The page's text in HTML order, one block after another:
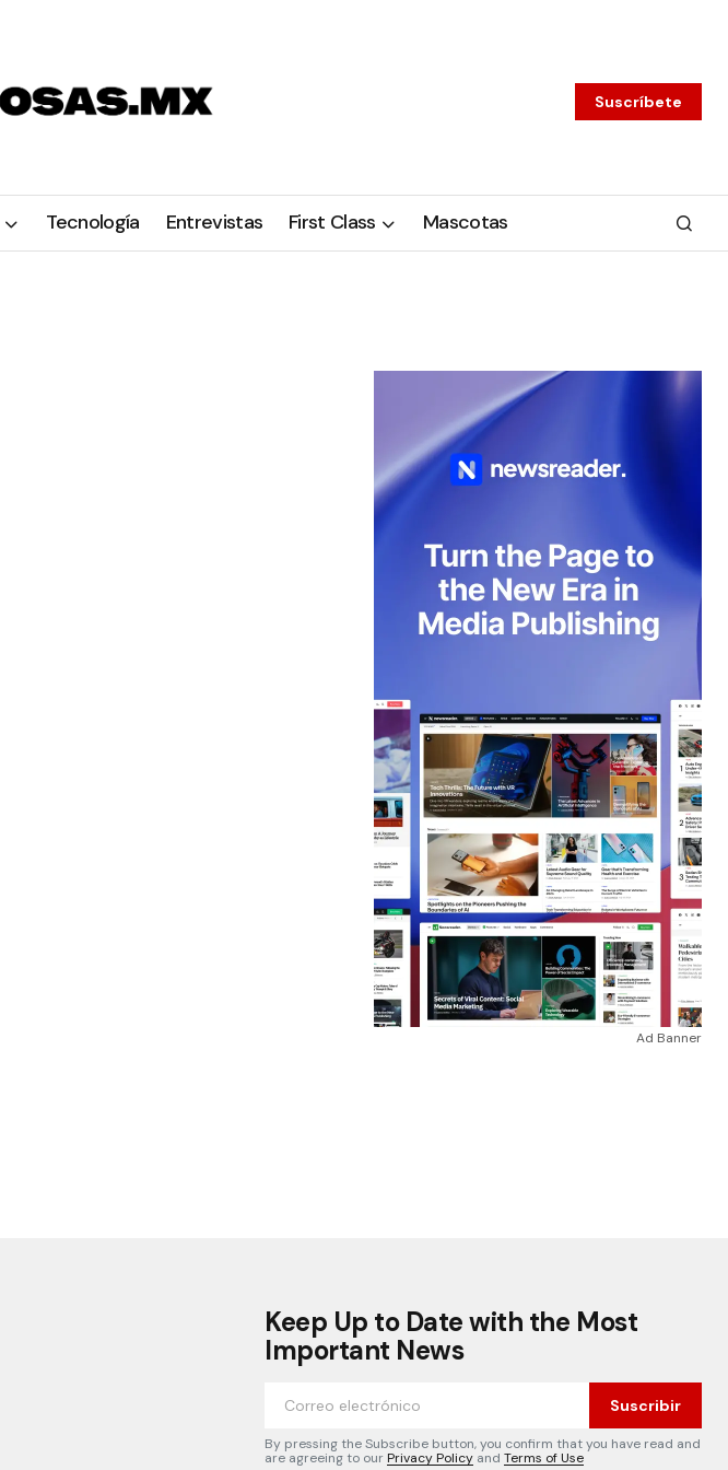
Suscríbete
Tecnología Entrevistas First Class Mascotas
Ad Banner
Keep Up to Date with the Most
Important News
Suscribir
By pressing the Subscribe button, you confirm that you have read and
are agreeing to ourPrivacy Policy and Terms of Use